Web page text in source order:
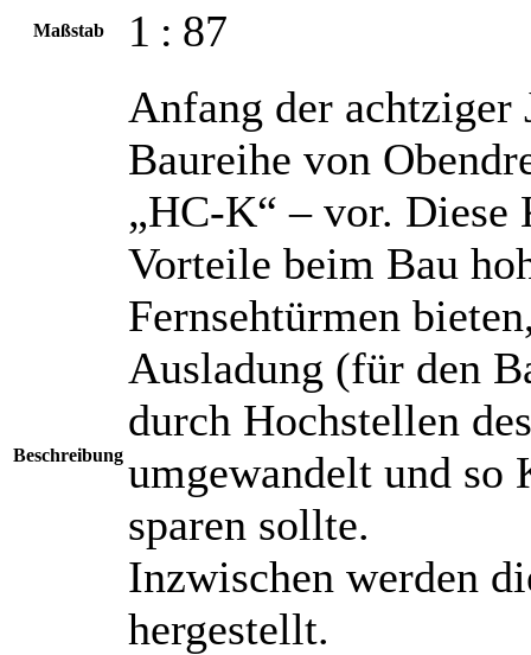
Maßstab 1 : 87
Beschreibung
Anfang der achtziger
Baureihe von
„HC-K“ – vor.
Vorteile beim Bau
Fernsehtürmen
Ausladung (für den
durch Hochstellen
umgewandelt und so
sparen sollte.
Inzwischen werden
hergestellt.